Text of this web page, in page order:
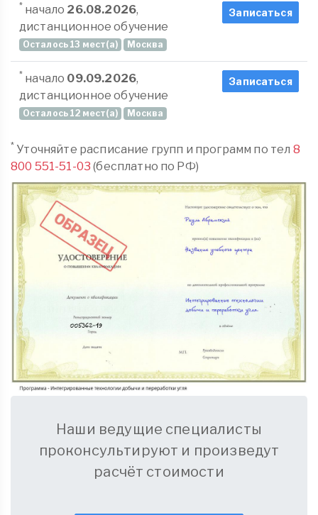
* начало 26.08.2026,
дистанционное обучение
Осталось 13 мест(а) Москва
Записаться
* начало 09.09.2026,
дистанционное обучение
Осталось 12 мест(а) Москва
Записаться
* Уточняйте расписание групп и программ по тел 8
800 551-51-03 (бесплатно по РФ)
Наши ведущие специалисты
проконсультируют и произведут
расчёт стоимости